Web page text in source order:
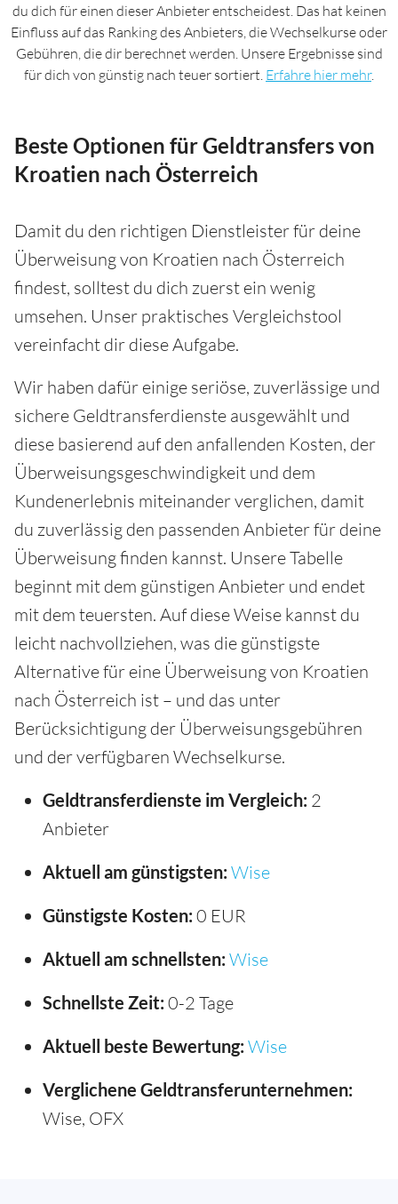
du dich für einen dieser Anbieter entscheidest. Das hat keinen
Einfluss auf das Ranking des Anbieters, die Wechselkurse oder
Gebühren, die dir berechnet werden. Unsere Ergebnisse sind
für dich von günstig nach teuer sortiert. Erfahre hier mehr.
Beste Optionen für Geldtransfers von
Kroatien nach Österreich
Damit du den richtigen Dienstleister für deine
Überweisung von Kroatien nach Österreich
findest, solltest du dich zuerst ein wenig
umsehen. Unser praktisches Vergleichstool
vereinfacht dir diese Aufgabe.
Wir haben dafür einige seriöse, zuverlässige und
sichere Geldtransferdienste ausgewählt und
diese basierend auf den anfallenden Kosten, der
Überweisungsgeschwindigkeit und dem
Kundenerlebnis miteinander verglichen, damit
du zuverlässig den passenden Anbieter für deine
Überweisung finden kannst. Unsere Tabelle
beginnt mit dem günstigen Anbieter und endet
mit dem teuersten. Auf diese Weise kannst du
leicht nachvollziehen, was die günstigste
Alternative für eine Überweisung von Kroatien
nach Österreich ist – und das unter
Berücksichtigung der Überweisungsgebühren
und der verfügbaren Wechselkurse.
Geldtransferdienste im Vergleich: 2
Anbieter
Aktuell am günstigsten: Wise
Günstigste Kosten: 0 EUR
Aktuell am schnellsten: Wise
Schnellste Zeit: 0-2 Tage
Aktuell beste Bewertung: Wise
Verglichene Geldtransferunternehmen:
Wise, OFX